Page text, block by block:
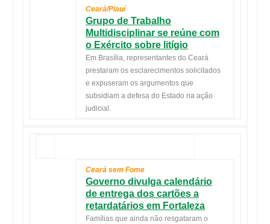
Ceará/Piauí
Grupo de Trabalho
Multidisciplinar se reúne com
o Exército sobre litígio
Em Brasília, representantes do Ceará
prestaram os esclarecimentos solicitados
e expuseram os argumentos que
subsidiam a defesa do Estado na ação
judicial.
Ceará sem Fome
Governo divulga calendário
de entrega dos cartões a
retardatários em Fortaleza
Famílias que ainda não resgataram o